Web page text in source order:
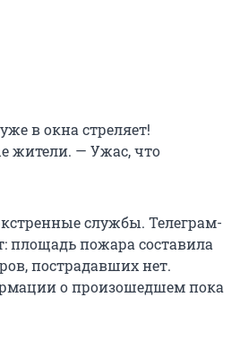
в окна стреляет!
жители. — Ужас, что
службы. Телеграм-
площадь пожара составила
пострадавших нет.
о произошедшем пока